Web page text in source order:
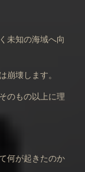
未知の海域へ向
崩壊します。
のもの以上に理
何が起きたのか